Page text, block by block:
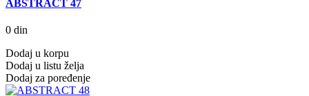
ABSTRACT 47
0 din
Dodaj u korpu
Dodaj u listu želja
Dodaj za poređenje